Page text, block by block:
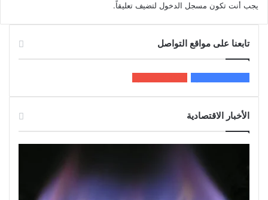
يجب أنت تكون مسجل الدخول لتضيف تعليقاً.
تابعنا على مواقع التواصل
الأخبار الاقتصادية